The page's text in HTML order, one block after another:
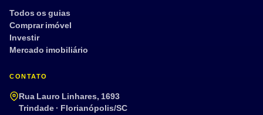
Todos os guias
Comprar imóvel
Investir
Mercado imobiliário
CONTATO
Rua Lauro Linhares, 1693
Trindade · Florianópolis/SC